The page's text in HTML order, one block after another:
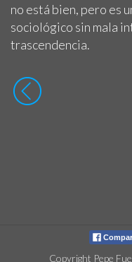
no está bien, pero es
sociológico sin mala
trascendencia.
Copyright Pepe